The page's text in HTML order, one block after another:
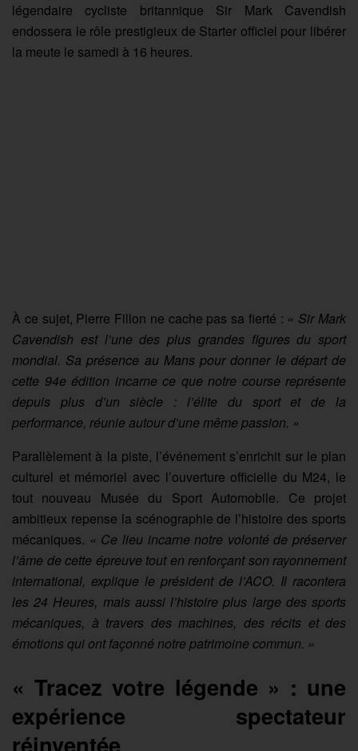
légendaire cycliste britannique Sir Mark Cavendish
endossera le rôle prestigieux de Starter officiel pour libérer
la meute le samedi à 16 heures.
À ce sujet, Pierre Fillon ne cache pas sa fierté : « Sir Mark
Cavendish est l’une des plus grandes figures du sport
mondial. Sa présence au Mans pour donner le départ de
cette 94e édition incarne ce que notre course représente
depuis plus d’un siècle : l’élite du sport et de la
performance, réunie autour d’une même passion. »
Parallèlement à la piste, l’événement s’enrichit sur le plan
culturel et mémoriel avec l’ouverture officielle du M24, le
tout nouveau Musée du Sport Automobile. Ce projet
ambitieux repense la scénographie de l’histoire des sports
mécaniques. « Ce lieu incarne notre volonté de préserver
l’âme de cette épreuve tout en renforçant son rayonnement
international, explique le président de l’ACO. Il racontera
les 24 Heures, mais aussi l’histoire plus large des sports
mécaniques, à travers des machines, des récits et des
émotions qui ont façonné notre patrimoine commun. »
« Tracez votre légende » : une
expérience spectateur
réinventée